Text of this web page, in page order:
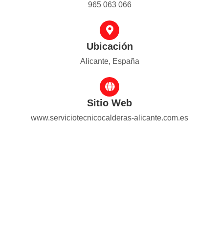
965 063 066
Ubicación
Alicante, España
Sitio Web
www.serviciotecnicocalderas-alicante.com.es